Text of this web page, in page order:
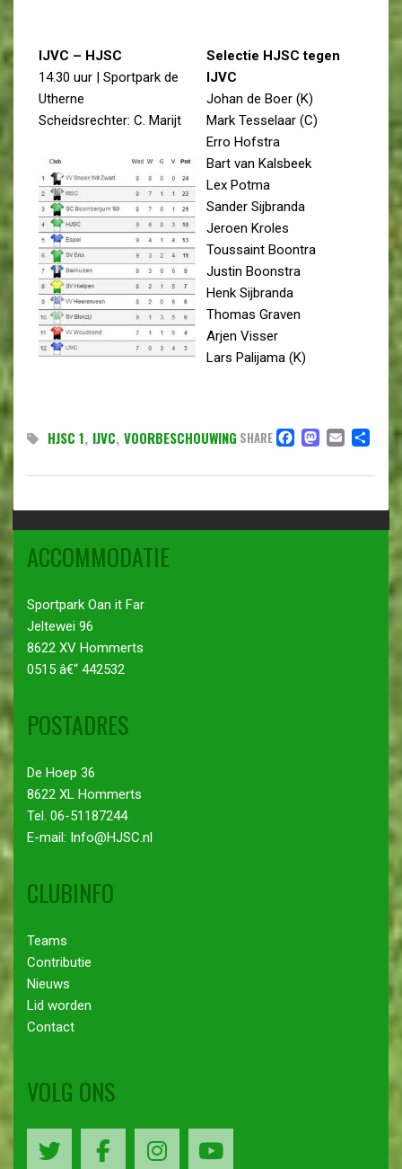
IJVC – HJSC
14.30 uur | Sportpark de
Utherne
Scheidsrechter: C. Marijt
Selectie HJSC tegen
IJVC
Johan de Boer (K)
Mark Tesselaar (C)
Erro Hofstra
Bart van Kalsbeek
Lex Potma
Sander Sijbranda
Jeroen Kroles
Toussaint Boontra
Justin Boonstra
Henk Sijbranda
Thomas Graven
Arjen Visser
Lars Palijama (K)
HJSC 1, IJVC, VOORBESCHOUWING SHARE
ACCOMMODATIE
Sportpark Oan it Far
Jeltewei 96
8622 XV Hommerts
0515 â€“ 442532
POSTADRES
De Hoep 36
8622 XL Hommerts
Tel. 06-51187244
E-mail: Info@HJSC.nl
CLUBINFO
Teams
Contributie
Nieuws
Lid worden
Contact
VOLG ONS